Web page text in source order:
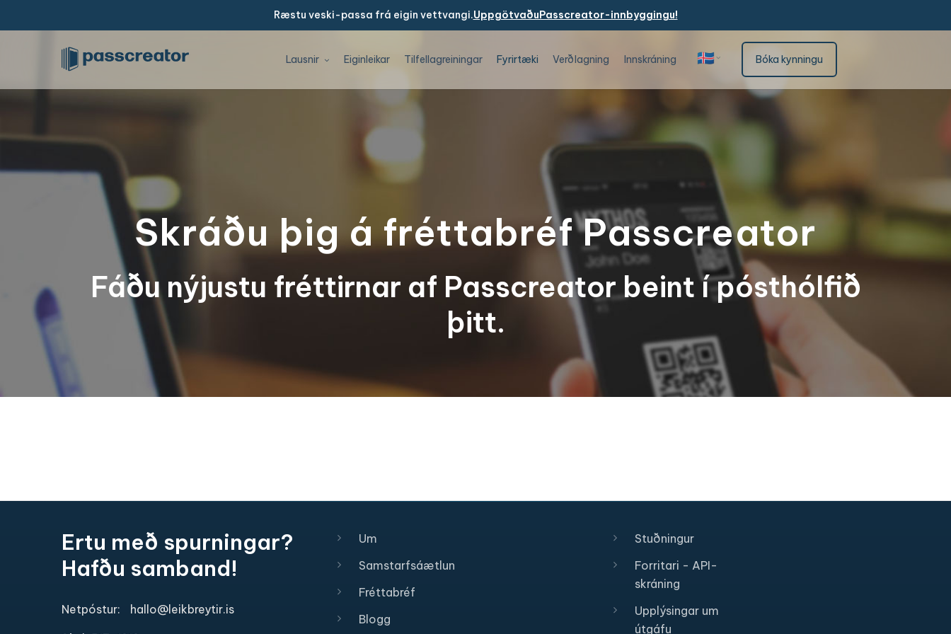
Ræstu veski-passa frá eigin vettvangi.UppgötvaðuPasscreator-innbyggingu!
Lausnir Eiginleikar Tilfellagreiningar Fyrirtæki Verðlagning Innskráning 🇮🇸Íslenska Bóka kynningu
Skráðu þig á fréttabréf Passcreator
Fáðu nýjustu fréttirnar af Passcreator beint í pósthólfið
þitt.
Ertu með spurningar?
Hafðu samband!
Netpóstur: hallo@leikbreytir.is
Um
Samstarfsáætlun
Fréttabréf
Blogg
Stuðningur
Forritari - API-
skráning
Upplýsingar um
útgáfu